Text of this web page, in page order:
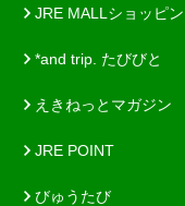
JRE MALLショッピ
*and trip. たびびと
えきねっとマガジン
JRE POINT
びゅうたび